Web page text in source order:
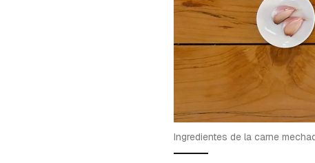
Para
Ingredientes de la carne